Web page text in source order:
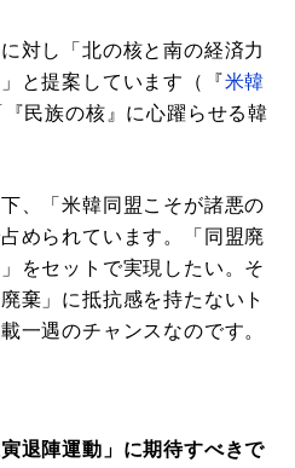
対し「北の核と南の経済力
と提案しています（『米韓
民族の核』に心躍らせる韓
、「米韓同盟こそが諸悪の
められています。「同盟廃
をセットで実現したい。そ
棄」に抵抗感を持たないト
一遇のチャンスなのです。
退陣運動」に期待すべきで